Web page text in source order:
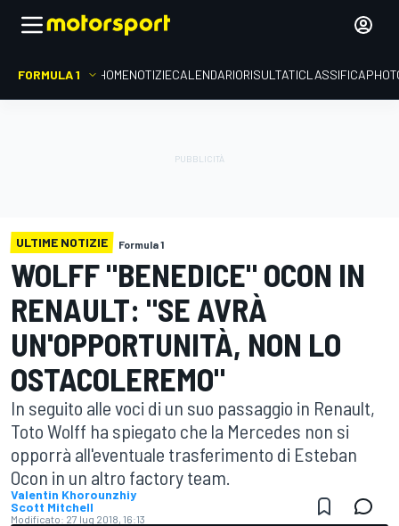
FORMULA 1 HOMENOTIZIECALENDARIORISULTATICLASSIFICA
ULTIME NOTIZIE Formula 1
WOLFF "BENEDICE" OCON IN
RENAULT: "SE AVRÀ
UN'OPPORTUNITÀ, NON LO
OSTACOLEREMO"
In seguito alle voci di un suo passaggio in Renault,
Toto Wolff ha spiegato che la Mercedes non si
opporrà all'eventuale trasferimento di Esteban
Ocon in un altro factory team.
Valentin Khorounzhiy
Scott Mitchell
Modificato: 27 lug 2018, 16:13